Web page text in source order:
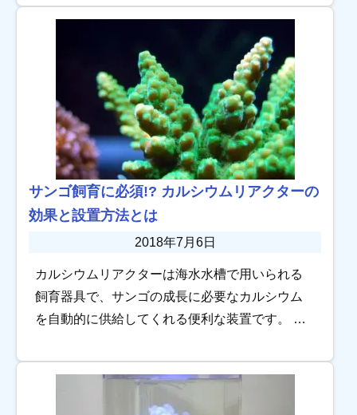
などのミネラル類を補給する方法もあります
サンゴ飼育に必須!? カルシウムリアクターの
効果と設置方法とは
2018年7月6日
カルシウムリアクターは海水水槽で用いられる
飼育器具で、サンゴの成長に必要なカルシウム
を自動的に供給してくれる便利な装置です。 サ
ウムを供給することも一般的ですが、SPSは成